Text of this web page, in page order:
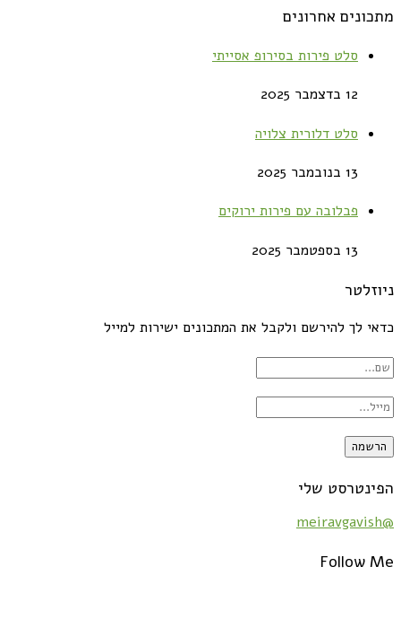
מתכונים אחרונים
סלט פירות בסירופ אסייתי
12 בדצמבר 2025
סלט דלורית צלויה
13 בנובמבר 2025
פבלובה עם פירות ירוקים
13 בספטמבר 2025
ניוזלטר
כדאי לך להירשם ולקבל את המתכונים ישירות למייל
הפינטרסט שלי
@meiravgavish
Follow Me